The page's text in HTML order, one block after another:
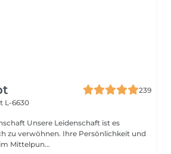
239
L-6630
ist es
zu verwöhnen. Ihre Persönlichkeit und
Mittelpun...